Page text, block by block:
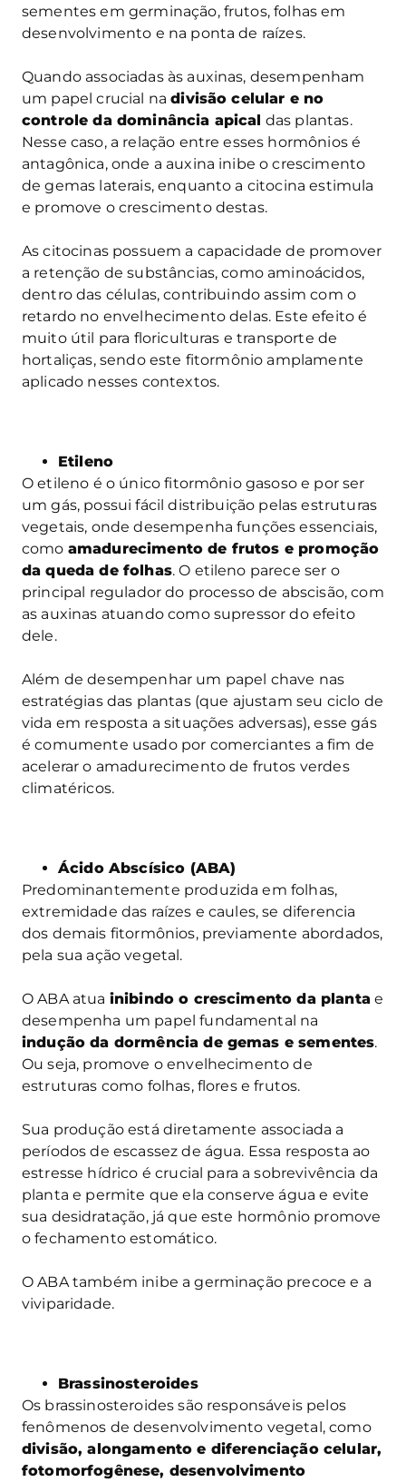
sementes em germinação, frutos, folhas em
desenvolvimento e na ponta de raízes.
Quando associadas às auxinas, desempenham
um papel crucial nadivisão celular e no
controle da dominância apical das plantas.
Nesse caso, a relação entre esses hormônios é
antagônica, onde a auxina inibe o crescimento
de gemas laterais, enquanto a citocina estimula
e promove o crescimento destas.
As citocinas possuem a capacidade de promover
a retenção de substâncias, como aminoácidos,
dentro das células, contribuindo assim com o
retardo no envelhecimento delas. Este efeito é
muito útil para floriculturas e transporte de
hortaliças, sendo este fitormônio amplamente
aplicado nesses contextos.
Etileno
O etileno é o único fitormônio gasoso e por ser
um gás, possui fácil distribuição pelas estruturas
vegetais, onde desempenha funções essenciais,
como amadurecimento de frutos e promoção
da queda de folhas. O etileno parece ser o
principal regulador do processo de abscisão, com
as auxinas atuando como supressor do efeito
dele.
Além de desempenhar um papel chave nas
estratégias das plantas (que ajustam seu ciclo de
vida em resposta a situações adversas), esse gás
é comumente usado por comerciantes a fim de
acelerar o amadurecimento de frutos verdes
climatéricos.
Ácido Abscísico (ABA)
Predominantemente produzida em folhas,
extremidade das raízes e caules, se diferencia
dos demais fitormônios, previamente abordados,
pela sua ação vegetal.
O ABA atua inibindo o crescimento da plantae
desempenha um papel fundamental na
indução da dormência de gemas e sementes.
Ou seja, promove o envelhecimento de
estruturas como folhas, flores e frutos.
Sua produção está diretamente associada a
períodos de escassez de água. Essa resposta ao
estresse hídrico é crucial para a sobrevivência da
planta e permite que ela conserve água e evite
sua desidratação, já que este hormônio promove
o fechamento estomático.
O ABA também inibe a germinação precoce e a
viviparidade.
Brassinosteroides
Os brassinosteroides são responsáveis pelos
fenômenos de desenvolvimento vegetal, como
divisão, alongamento e diferenciação celular,
fotomorfogênese, desenvolvimento